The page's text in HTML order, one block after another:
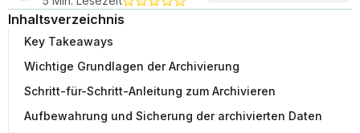
Inhaltsverzeichnis
Key Takeaways
Wichtige Grundlagen der Archivierung
Schritt-für-Schritt-Anleitung zum Archivieren
Aufbewahrung und Sicherung der archivierten Daten